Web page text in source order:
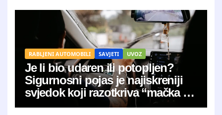
RABLJENI AUTOMOBILI SAVJETI UVOZ
Je li bio udaren ili potopljen?
Sigurnosni pojas je najiskreniji
svjedok koji razotkriva “mačka u
vreći”